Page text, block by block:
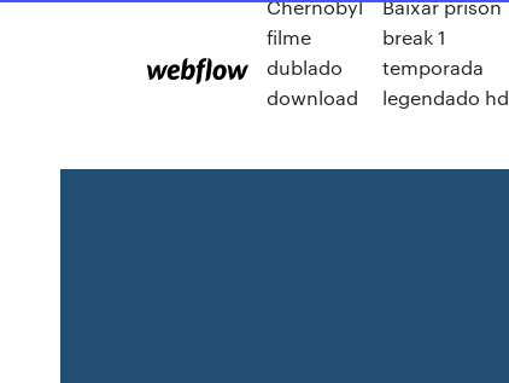
Chernobyl
filme
dublado
download
Baixar prison
break 1
temporada
legendado hd